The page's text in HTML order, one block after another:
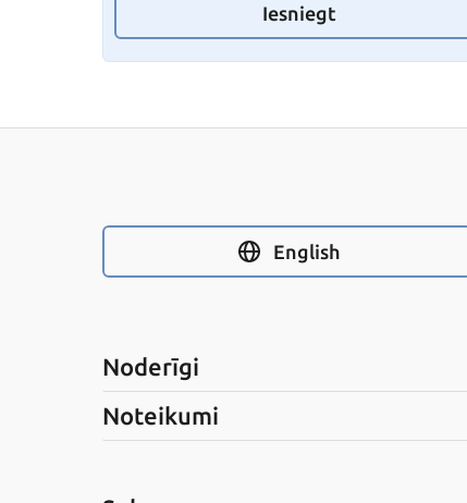
Iesniegt
English
Noderīgi
Noteikumi